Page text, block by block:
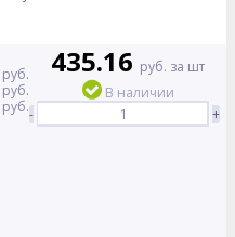
руб.
руб.
руб.
435.16 руб. за шт
В наличии
-
+